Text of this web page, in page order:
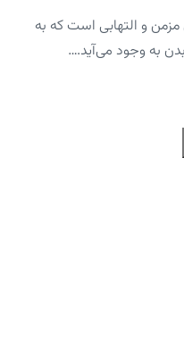
و التهابی است که به
به وجود می‌آید.…